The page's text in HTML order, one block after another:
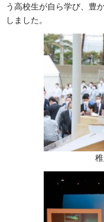
う高校生が自ら学び、豊
しました。